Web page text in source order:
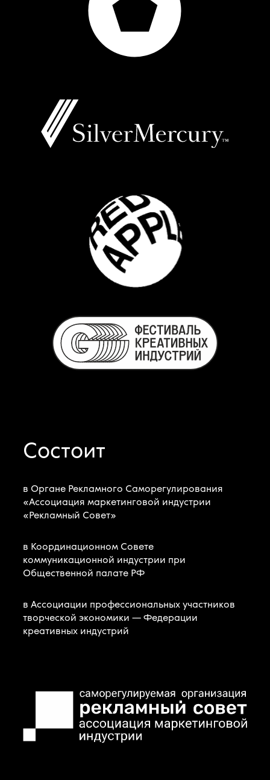
Cостоит
в Органе Рекламного Саморегулирования
«Ассоциация маркетинговой индустрии
«Рекламный Совет»
в Координационном Совете
коммуникационной индустрии при
Общественной палате РФ
в Ассоциации профессиональных участников
творческой экономики — Федерации
креативных индустрий